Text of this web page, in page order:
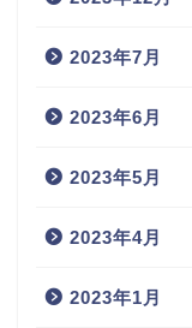
2023年7月
2023年6月
2023年5月
2023年4月
2023年1月